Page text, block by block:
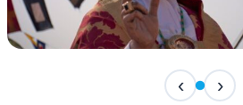
San Basso 2026 - il programma
‹ ›